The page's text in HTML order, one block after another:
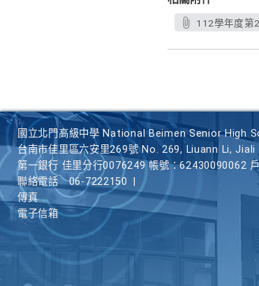
112學年度第
國立北門高級中學 National Beimen Senior High
台南市佳里區六安里269號 No. 269, Liuann Li,
第一銀行 佳里分行0076249 帳號：62430090062
聯絡電話
06-7222150
傳真
電子信箱